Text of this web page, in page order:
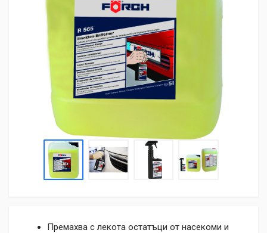
Премахва с лекота остатъци от насекоми и